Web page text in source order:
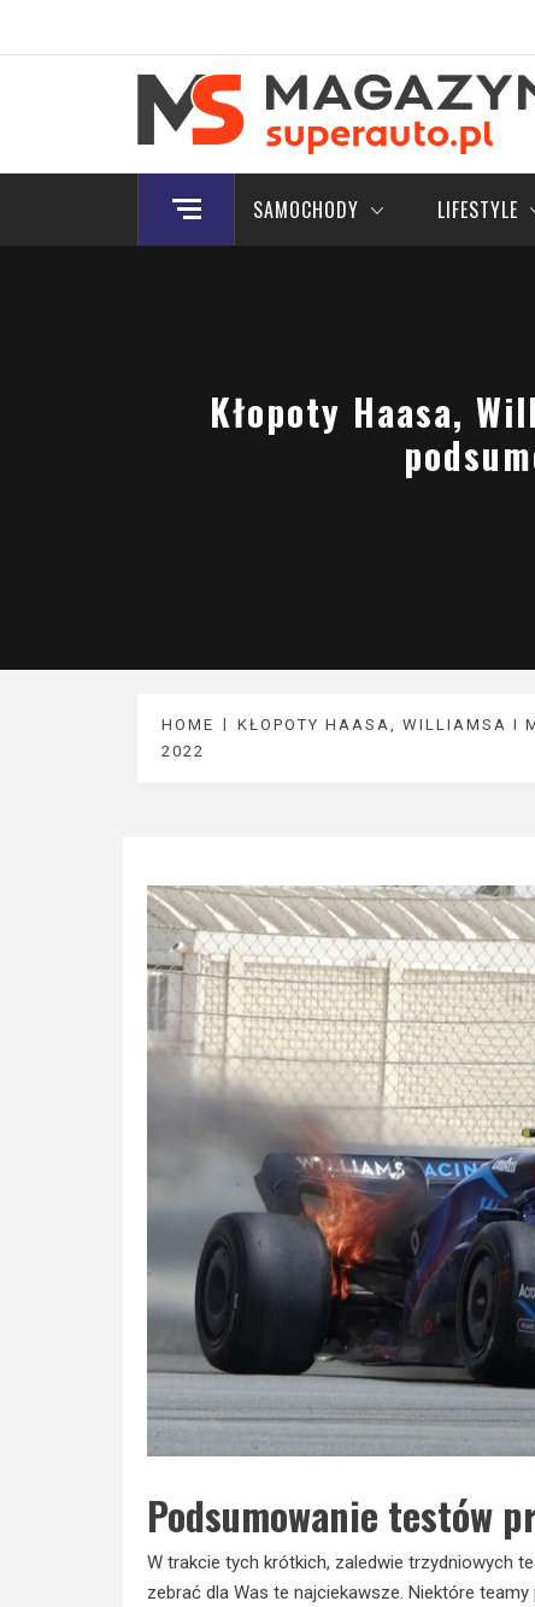
Nowy portal motoryzacyjny
SAMOCHODY LIFESTYLE
Kłopoty Haasa,
HOME
KŁOPOTY HAASA, WILLIAMSA I
2022
Podsumowanie testów
W trakcie tych krótkich, zaledwie trzydniowych
zebrać dla Was te najciekawsze. Niektóre